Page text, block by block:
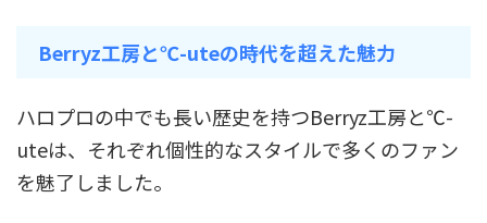
Berryz工房と℃-uteの時代を超えた魅力
ハロプロの中でも長い歴史を持つBerryz工房と℃-
uteは、それぞれ個性的なスタイルで多くのファン
を魅了しました。